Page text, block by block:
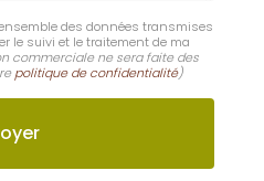
des données transmises
le suivi et le traitement de ma
commerciale ne sera faite des
politique de confidentialité)